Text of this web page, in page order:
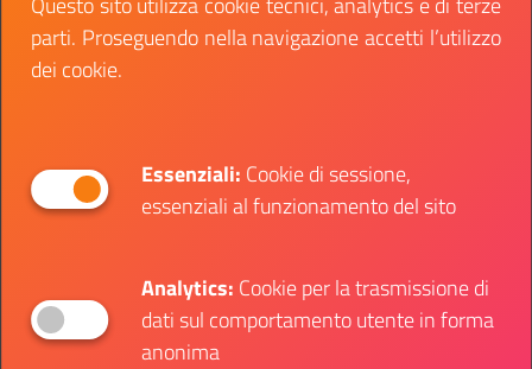
SOTTO CATEGORIE:
Informazione
parti. Proseguendo nella navigazione accetti l’utilizzo
dei cookie.
Essenziali: Cookie di sessione,
essenziali al funzionamento del sito
Analytics: Cookie per la trasmissione di
dati sul comportamento utente in forma
anonima